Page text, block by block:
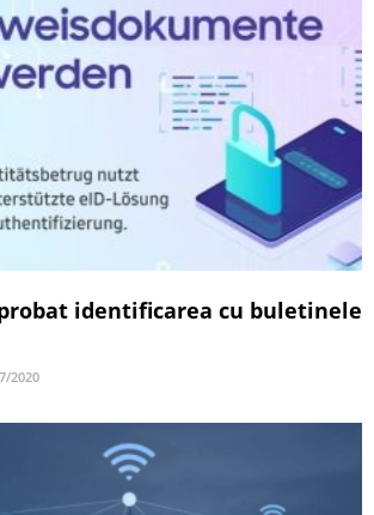
identificarea cu buletinele
2020